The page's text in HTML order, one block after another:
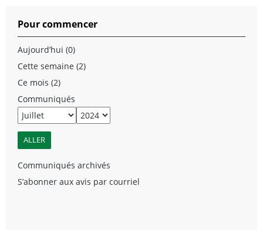
Pour commencer
Aujourd’hui (0)
Cette semaine (2)
Ce mois (2)
Communiqués
Communiqués archivés
S’abonner aux avis par courriel